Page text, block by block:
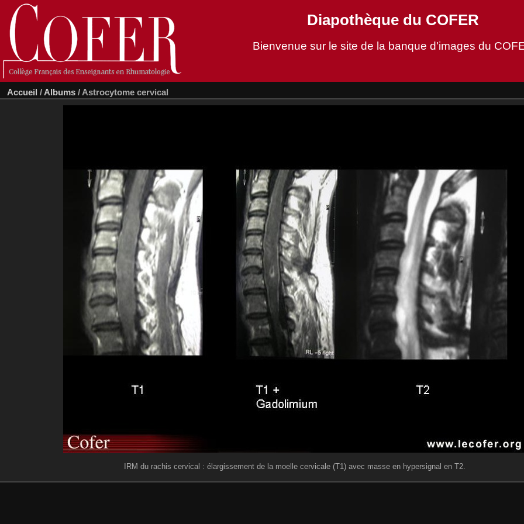
Diapothèque du COFER
Bienvenue sur le site de la banque d'images du
Accueil / Albums / Astrocytome cervical
IRM du rachis cervical : élargissement de la moelle cervicale (T1) avec masse en hypersignal en T2.